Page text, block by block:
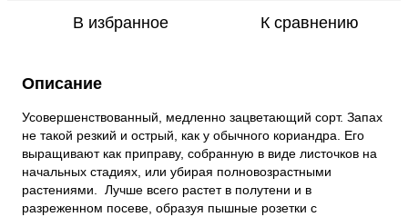
В избранное К сравнению
Описание
Усовершенствованный, медленно зацветающий сорт. Запах
не такой резкий и острый, как у обычного кориандра. Его
выращивают как приправу, собранную в виде листочков на
начальных стадиях, или убирая полновозрастными
растениями. Лучше всего растет в полутени и в
разреженном посеве, образуя пышные розетки с